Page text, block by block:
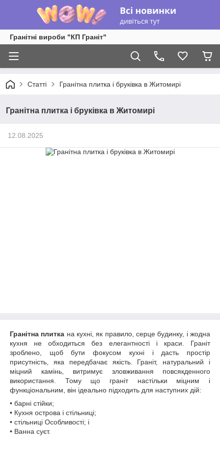
Гранітні вироби "КП Граніт"
Статті Гранітна плитка і бруківка в Житомирі
Гранітна плитка і бруківка в Житомирі
12.08.2025
Гранітна плитка на кухні, як правило, серце будинку, і жодна
кухня не обходиться без елегантності і краси. Граніт
зроблено, щоб бути фокусом кухні і дасть простір
присутність, яка передбачає якість. Граніт, натуральний і
міцний камінь, витримує зловживання повсякденного
використання. Тому що граніт настільки міцним і
функціональним, він ідеально підходить для наступних дій:
• барні стійки;
• Кухня острова і стільниці;
• стільниці Особливості; і
• Ванна суєт.